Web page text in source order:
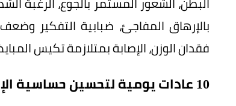
بالإرهاق المفاجئ، ضبابية التفكير
فقدان الوزن، الإصابة بمتلازمة تكيس
10 عادات يومية لتحسين حساسية الإنسولين